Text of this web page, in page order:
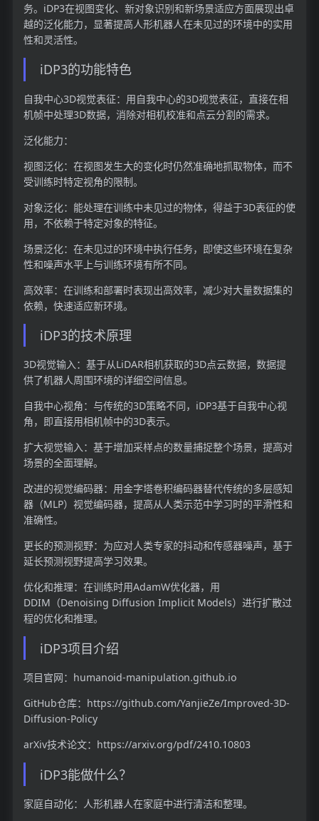
务。iDP3在视图变化、新对象识别和新场景适应方面展现出卓
越的泛化能力，显著提高人形机器人在未见过的环境中的实用
性和灵活性。
iDP3的功能特色
自我中心3D视觉表征：用自我中心的3D视觉表征，直接在相
机帧中处理3D数据，消除对相机校准和点云分割的需求。
泛化能力：
视图泛化：在视图发生大的变化时仍然准确地抓取物体，而不
受训练时特定视角的限制。
对象泛化：能处理在训练中未见过的物体，得益于3D表征的使
用，不依赖于特定对象的特征。
场景泛化：在未见过的环境中执行任务，即使这些环境在复杂
性和噪声水平上与训练环境有所不同。
高效率：在训练和部署时表现出高效率，减少对大量数据集的
依赖，快速适应新环境。
iDP3的技术原理
3D视觉输入：基于从LiDAR相机获取的3D点云数据，数据提
供了机器人周围环境的详细空间信息。
自我中心视角：与传统的3D策略不同，iDP3基于自我中心视
角，即直接用相机帧中的3D表示。
扩大视觉输入：基于增加采样点的数量捕捉整个场景，提高对
场景的全面理解。
改进的视觉编码器：用金字塔卷积编码器替代传统的多层感知
器（MLP）视觉编码器，提高从人类示范中学习时的平滑性和
准确性。
更长的预测视野：为应对人类专家的抖动和传感器噪声，基于
延长预测视野提高学习效果。
优化和推理：在训练时用AdamW优化器，用
DDIM（Denoising Diffusion Implicit Models）进行扩散过
程的优化和推理。
iDP3项目介绍
项目官网：humanoid-manipulation.github.io
GitHub仓库：https://github.com/YanjieZe/Improved-3D-
Diffusion-Policy
arXiv技术论文：https://arxiv.org/pdf/2410.10803
iDP3能做什么？
家庭自动化：人形机器人在家庭中进行清洁和整理。